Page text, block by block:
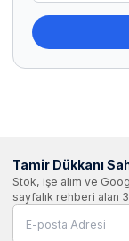
Tamir Dükkanı
Stok, işe alım ve
sayfalık rehberi alan